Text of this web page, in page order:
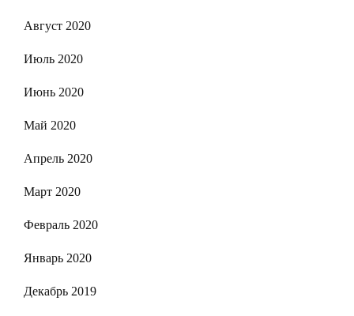
Август 2020
Июль 2020
Июнь 2020
Май 2020
Апрель 2020
Март 2020
Февраль 2020
Январь 2020
Декабрь 2019